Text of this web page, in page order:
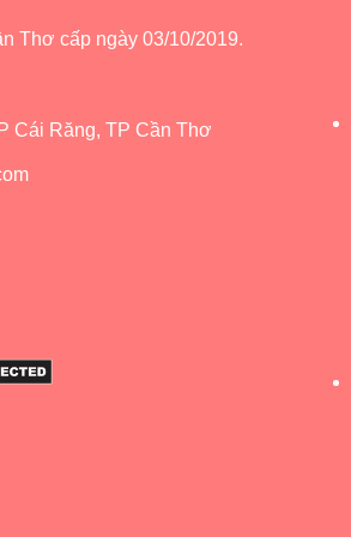
Thơ cấp ngày 03/10/2019.
Cái Răng, TP Cần Thơ